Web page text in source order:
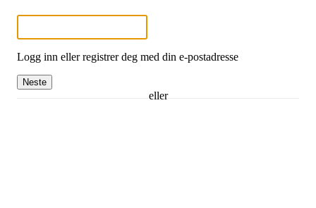
Logg inn eller registrer deg med din e-postadresse
Neste
eller